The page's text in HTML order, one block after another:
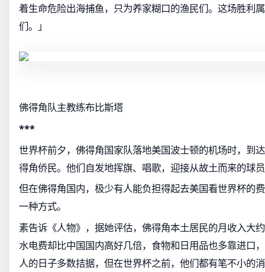
着生命危险出海捕鱼，只为养家糊口的渔民们。这场胜利
们。」
佛得角队主教练布比斯塔
***
世界杯前夕，佛得角国家队落地美国波士顿的机场时，到
得角侨民。他们自发地挥旗、唱歌，迎接从故土而来的球
但在佛得角国内，极少有人能负担得起去美国看世界杯的
一种方式。
素告诉《人物》，据她评估，佛得角本土居民的月收入大
水电费却比中国国内高好几倍，食物和日用品也多靠进口
人的日子多数拮据，但在世界杯之前，他们都有笔不小